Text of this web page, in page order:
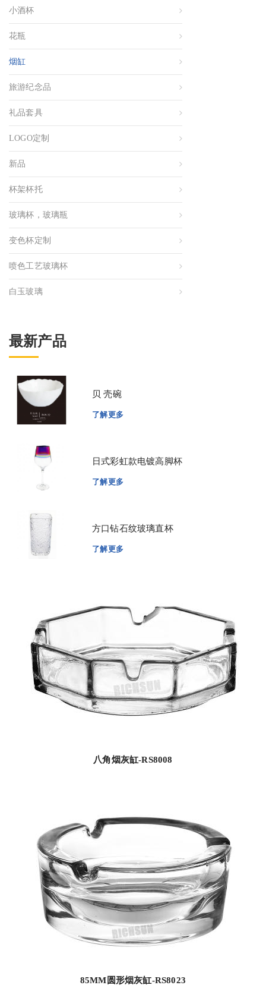
小酒杯
花瓶
烟缸
旅游纪念品
礼品套具
LOGO定制
新品
杯架杯托
玻璃杯，玻璃瓶
变色杯定制
喷色工艺玻璃杯
白玉玻璃
最新产品
贝 壳碗
了解更多
日式彩虹款电镀高脚杯
了解更多
方口钻石纹玻璃直杯
了解更多
八角烟灰缸-RS8008
85MM圆形烟灰缸-RS8023